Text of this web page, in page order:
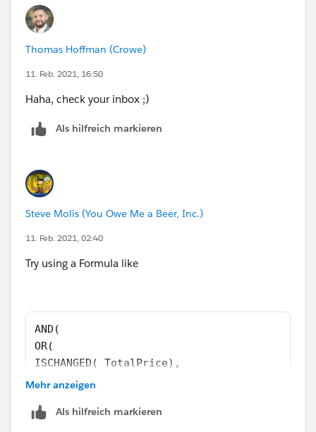
Thomas Hoffman (Crowe)
11. Feb. 2021, 16:50
Haha, check your inbox ;)
Als hilfreich markieren
Steve Molis (You Owe Me a Beer, Inc.)
11. Feb. 2021, 02:40
Try using a Formula like
AND(
OR(
ISCHANGED( TotalPrice),
ISCHANGED( Opportunity.Contract_Length__c )
NOT(ISBLANK(TEXT(
Mehr anzeigen
Als hilfreich markieren